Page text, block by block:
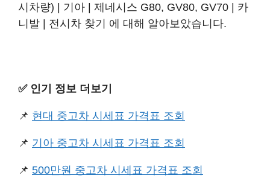
시차량) | 기아 | 제네시스 G80, GV80, GV70 | 카
니발 | 전시차 찾기 에 대해 알아보았습니다.
✅️ 인기 정보 더보기
📌 현대 중고차 시세표 가격표 조회
📌 기아 중고차 시세표 가격표 조회
📌 500만원 중고차 시세표 가격표 조회